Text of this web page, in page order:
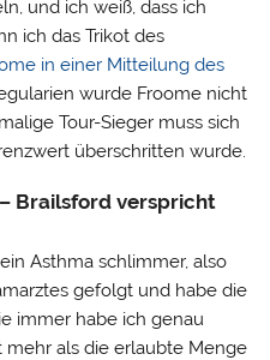
und ich weiß, dass ich
ich das Trikot des
in einer Mitteilung des
wurde Froome nicht
Tour-Sieger muss sich
überschritten wurde.
Brailsford verspricht
Asthma schlimmer, also
gefolgt und habe die
immer habe ich genau
mehr als die erlaubte Menge